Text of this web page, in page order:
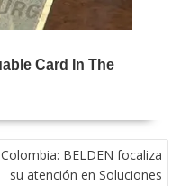
Colombia: BELDEN focaliza
su atención en Soluciones